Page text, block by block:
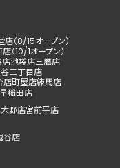
店（8/15オープン）
（10/1オープン）
店池袋店三鷹店
三丁目店
店町屋店練馬店
稲田店
野店宮前平店
谷店